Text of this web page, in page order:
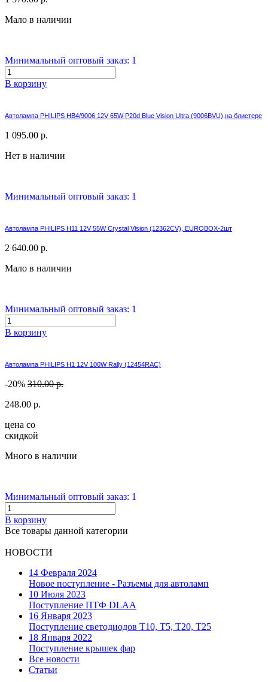
Мало в наличии
Минимальный оптовый заказ: 1
В корзину
Автолампа PHILIPS HB4/9006 12V 65W P20d Blue Vision Ultra (9006BVU),на блистере
1 095.00 р.
Нет в наличии
Минимальный оптовый заказ: 1
Автолампа PHILIPS H11 12V 55W Crystal Vision (12362CV), EUROBOX-2шт
2 640.00 р.
Мало в наличии
Минимальный оптовый заказ: 1
В корзину
Автолампа PHILIPS H1 12V 100W Rally (12454RAC)
-20% 310.00 р.
248.00 р.
цена со
скидкой
Много в наличии
Минимальный оптовый заказ: 1
В корзину
Все товары данной категории
НОВОСТИ
14 Февраля 2024
Новое поступление - Разъемы для автоламп
10 Июля 2023
Поступление ПТФ DLAA
16 Января 2023
Поступление светодиодов T10, T5, T20, T25
18 Января 2022
Поступление крышек фар
Все новости
Статьи